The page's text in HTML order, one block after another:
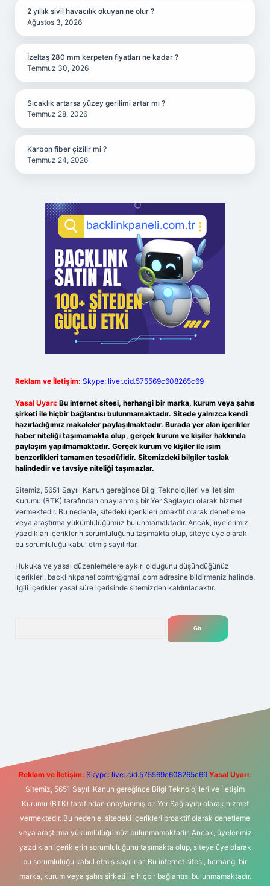
2 yıllık sivil havacılık okuyan ne olur ?
Ağustos 3, 2026
İzeltaş 280 mm kerpeten fiyatları ne kadar ?
Temmuz 30, 2026
Sıcaklık artarsa yüzey gerilimi artar mı ?
Temmuz 28, 2026
Karbon fiber çizilir mi ?
Temmuz 24, 2026
Reklam ve İletişim: Skype: live:.cid.575569c608265c69
Yasal Uyarı: Bu internet sitesi, herhangi bir marka, kurum veya şahıs
şirketi ile hiçbir bağlantısı bulunmamaktadır. Sitede yalnızca kendi
hazırladığımız makaleler paylaşılmaktadır. Burada yer alan içerikler
haber niteliği taşımamakta olup, gerçek kurum ve kişiler hakkında
paylaşım yapılmamaktadır. Gerçek kurum ve kişiler ile isim
benzerlikleri tamamen tesadüfidir. Sitemizdeki bilgiler taslak
halindedir ve tavsiye niteliği taşımazlar.
Sitemiz, 5651 Sayılı Kanun gereğince Bilgi Teknolojileri ve İletişim
Kurumu (BTK) tarafından onaylanmış bir Yer Sağlayıcı olarak hizmet
vermektedir. Bu nedenle, sitedeki içerikleri proaktif olarak denetleme
veya araştırma yükümlülüğümüz bulunmamaktadır. Ancak, üyelerimiz
yazdıkları içeriklerin sorumluluğunu taşımakta olup, siteye üye olarak
bu sorumluluğu kabul etmiş sayılırlar.
Hukuka ve yasal düzenlemelere aykırı olduğunu düşündüğünüz
içerikleri, backlinkpanelicomtr@gmail.com adresine bildirmeniz halinde,
ilgili içerikler yasal süre içerisinde sitemizden kaldırılacaktır.
m elexbet
Reklam ve İletişim: Skype: live:.cid.575569c608265c69 Yasal Uyarı:
Sitemiz, 5651 Sayılı Kanun gereğince Bilgi Teknolojileri ve İletişim
Kurumu (BTK) tarafından onaylanmış bir Yer Sağlayıcı olarak hizmet
vermektedir. Bu nedenle, sitedeki içerikleri proaktif olarak denetleme
veya araştırma yükümlülüğümüz bulunmamaktadır. Ancak, üyelerimiz
yazdıkları içeriklerin sorumluluğunu taşımakta olup, siteye üye olarak
bu sorumluluğu kabul etmiş sayılırlar. Bu internet sitesi, herhangi bir
marka, kurum veya şahıs şirketi ile hiçbir bağlantısı bulunmamaktadır.